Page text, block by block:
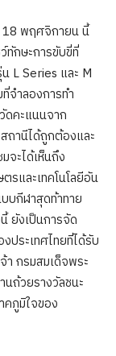
18 พฤศจิกายน นี้
ทักษะการขับขี่ที่
L Series และ M
จำลองการทำ
ดคะแนนจาก
ถานีได้ถูกต้องและ
จะได้เห็นถึง
รและเทคโนโลยีอัน
บกีฬาสุดท้าทาย
ยังเป็นการจัด
ประเทศไทยที่ได้รับ
กรมสมเด็จพระ
นถ้วยรางวัลชนะ
คภูมิใจของ